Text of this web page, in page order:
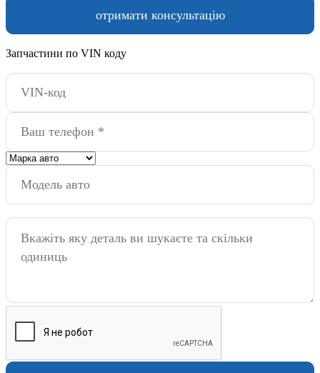
Запчастини по VIN коду